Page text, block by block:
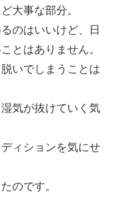
大事な部分。
のはいいけど、日
とはありません。
いでしまうことは
気が抜けていく気
ィションを気にせ
のです。